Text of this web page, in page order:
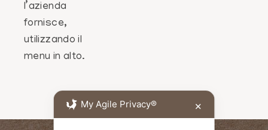
l’azienda
fornisce,
utilizzando il
menu in alto.
My Agile Privacy® ✕